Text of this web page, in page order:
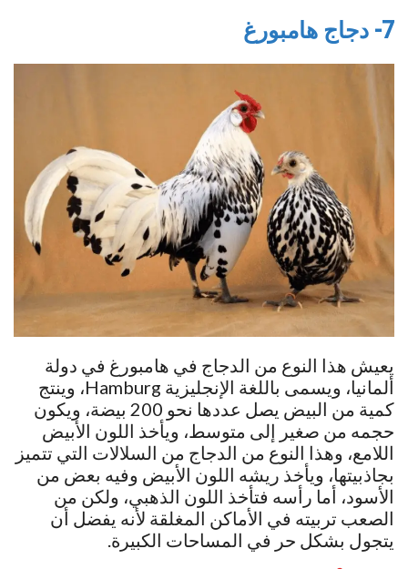
7- دجاج هامبورغ
يعيش هذا النوع من الدجاج في هامبورغ في دولة
ألمانيا، ويسمى باللغة الإنجليزية Hamburg، وينتج
كمية من البيض يصل عددها نحو 200 بيضة، ويكون
حجمه من صغير إلى متوسط، ويأخذ اللون الأبيض
اللامع، وهذا النوع من الدجاج من السلالات التي تتميز
بجاذبيتها، ويأخذ ريشه اللون الأبيض وفيه بعض من
الأسود، أما رأسه فتأخذ اللون الذهبي، ولكن من
الصعب تربيته في الأماكن المغلقة لأنه يفضل أن
يتجول بشكل حر في المساحات الكبيرة.